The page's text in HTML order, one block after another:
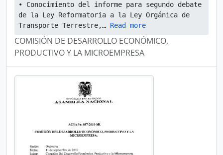
• Conocimiento del informe para segundo debate
de la Ley Reformatoria a la Ley Orgánica de
Transporte Terrestre,… Read more
COMISIÓN DE DESARROLLO ECONÓMICO,
PRODUCTIVO Y LA MICROEMPRESA